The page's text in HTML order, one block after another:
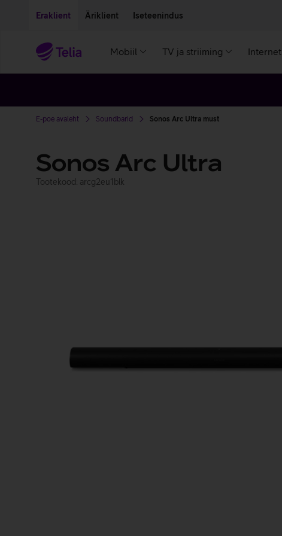
Eraklient Äriklient Iseteenindus
Mobiil TV ja striiming Internet
E-poe avaleht Soundbarid Sonos Arc Ultra must
Sonos Arc Ultra
Tootekood: arcg2eu1blk